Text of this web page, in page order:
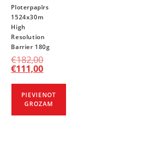
Ploterpapīrs
1524x30m
High
Resolution
Barrier 180g
€182,00
€111,00
PIEVIENOT
GROZAM